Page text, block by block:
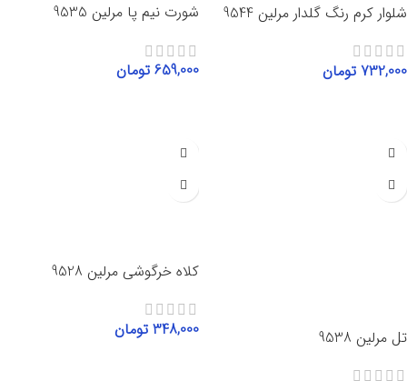
شلوار کرم رنگ گلدار مرلین 9544
732,000 تومان
شورت نیم پا مرلین 9535
659,000 تومان
تل مرلین 9538
کلاه خرگوشی مرلین 9528
348,000 تومان